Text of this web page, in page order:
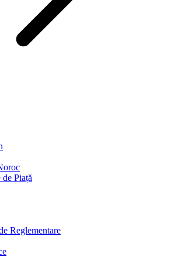
de Piață
Reglementare